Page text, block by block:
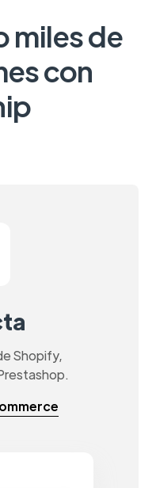
miles de
con
Shopify,